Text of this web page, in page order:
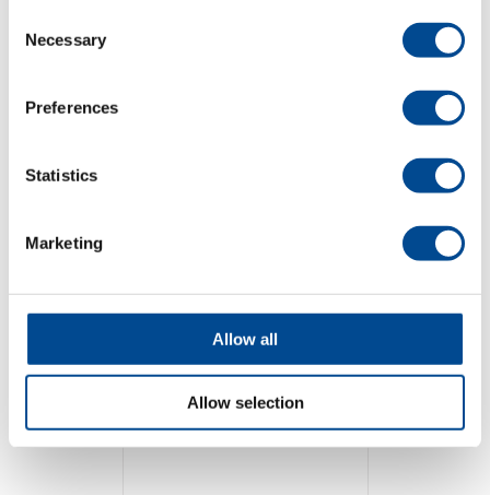
Selection
Necessary
Preferences
Statistics
Marketing
Allow all
Allow selection
Veit Pressbord